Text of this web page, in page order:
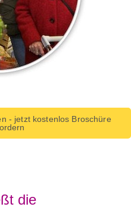
- jetzt kostenlos Broschüre
die